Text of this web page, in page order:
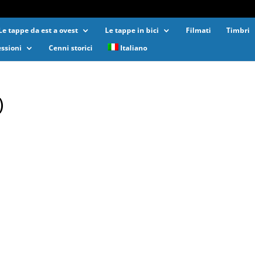
tappe da est a ovest Le tappe in bici Filmati Timbri
Cenni storici Italiano